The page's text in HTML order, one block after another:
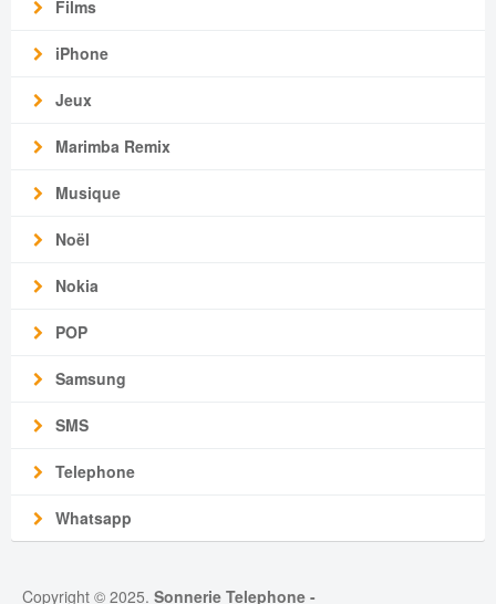
Films
iPhone
Jeux
Marimba Remix
Musique
Noël
Nokia
POP
Samsung
SMS
Telephone
Whatsapp
Copyright © 2025. Sonnerie Telephone -